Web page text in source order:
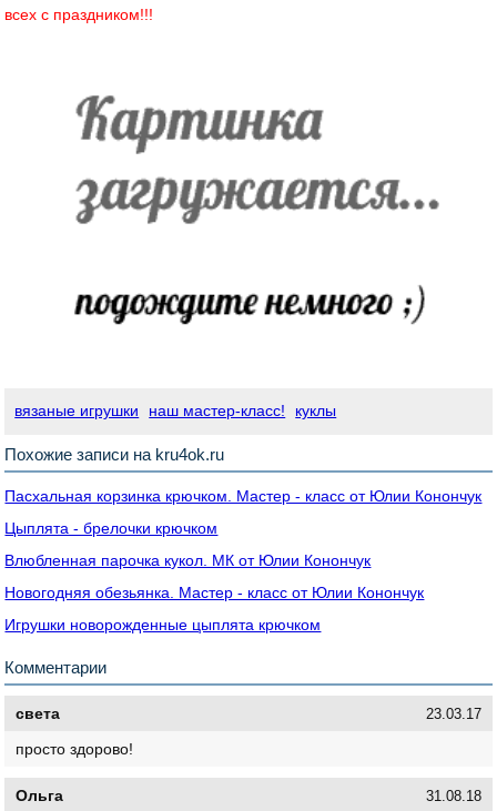
всех с праздником!!!
вязаные игрушки наш мастер-класс! куклы
Похожие записи на kru4ok.ru
Пасхальная корзинка крючком. Мастер - класс от Юлии Конончук
Цыплята - брелочки крючком
Влюбленная парочка кукол. МК от Юлии Конончук
Новогодняя обезьянка. Мастер - класс от Юлии Конончук
Игрушки новорожденные цыплята крючком
Комментарии
света 23.03.17
просто здорово!
Ольга 31.08.18